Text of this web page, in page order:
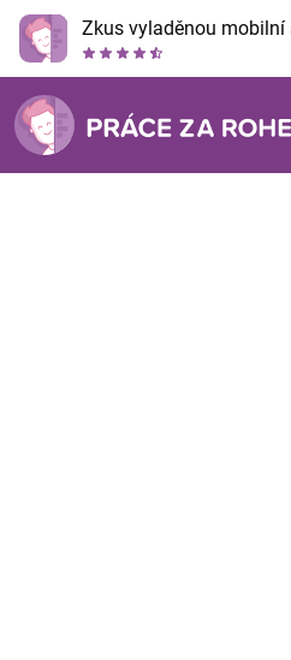
Zkus vyladěnou mobilní